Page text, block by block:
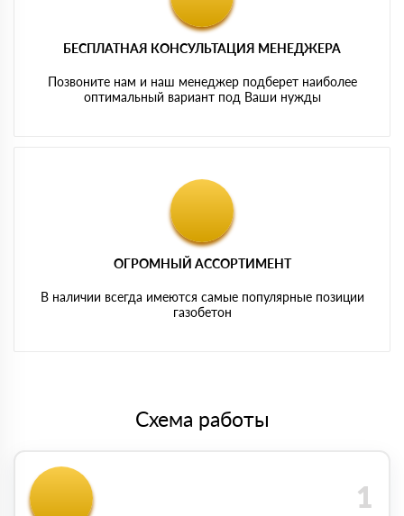
БЕСПЛАТНАЯ КОНСУЛЬТАЦИЯ МЕНЕДЖЕРА
Позвоните нам и наш менеджер подберет наиболее
оптимальный вариант под Ваши нужды
ОГРОМНЫЙ АССОРТИМЕНТ
В наличии всегда имеются самые популярные позиции
газобетон
Схема работы